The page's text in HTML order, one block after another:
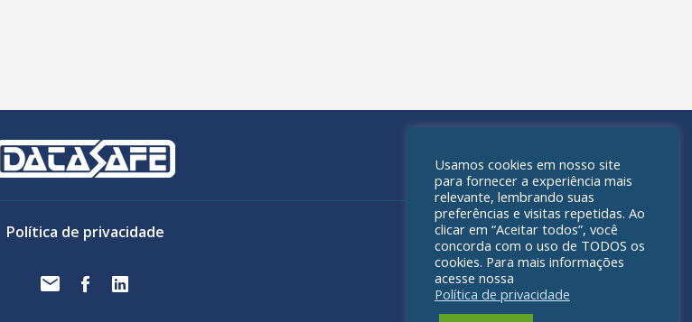
Política de privacidade
Usamos cookies em nosso site
para fornecer a experiência mais
relevante, lembrando suas
preferências e visitas repetidas. Ao
clicar em “Aceitar todos”, você
concorda com o uso de TODOS os
cookies. Para mais informações
acesse nossa
Política de privacidade